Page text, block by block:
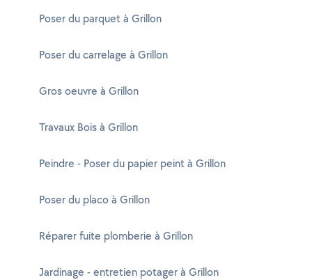
Poser du parquet à Grillon
Poser du carrelage à Grillon
Gros oeuvre à Grillon
Travaux Bois à Grillon
Peindre - Poser du papier peint à Grillon
Poser du placo à Grillon
Réparer fuite plomberie à Grillon
Jardinage - entretien potager à Grillon